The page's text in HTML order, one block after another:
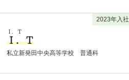
Ｉ．Ｔ
Ｉ．Ｔ
私立新発田中央高等学校 普通科
2023年入社